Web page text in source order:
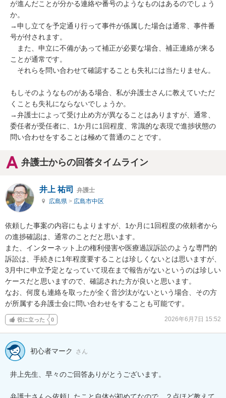
が進んだことが分かる連絡や番号のようなものはあるのでしょう
か。
→申し立てを予定通り行って事件が係属した場合は通常、事件番
号が付されます。
また、申立に不備があって補正が必要な場合、補正連絡が来る
ことが通常です。
それらを問い合わせて確認することも失礼には当たりません。
もしそのようなものがある場合、私が弁護士さんに教えていただ
くことも失礼にならないでしょうか。
→弁護士によって受け止め方が異なることはありますが、通常、
委任者が受任者に、1か月に1回程度、常識的な表現で進捗状態の
問い合わせをすることは極めて普通のことです。
弁護士からの回答タイムライン
井上 祐司
弁護士
広島県 > 広島市中区
依頼した事案の内容にもよりますが、1か月に1回程度の依頼者から
の進捗確認は、通常のことだと思います。
また、インターネット上の権利侵害や医療過誤訴訟のような専門的
訴訟は、手続きに1年程度要することは珍しくないとは思いますが、
3月中に申立予定となっていて現在まで報告がないというのは珍しい
ケースだと思いますので、確認された方が良いと思います。
なお、何度も連絡を取ったが全く音沙汰がないという場合、その方
が所属する弁護士会に問い合わせをすることも可能です。
役に立った 0 2026年6月7日 15:52
初心者マーク さん
井上先生、早々のご回答ありがとうございます。
弁護士さんへ依頼したこと自体が初めてなので、２点ほど教えて